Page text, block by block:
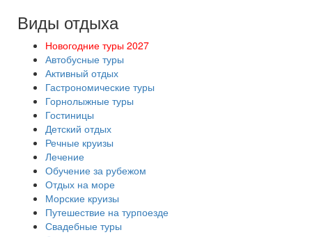
Виды отдыха
Новогодние туры 2027
Автобусные туры
Активный отдых
Гастрономические туры
Горнолыжные туры
Гостиницы
Детский отдых
Речные круизы
Лечение
Обучение за рубежом
Отдых на море
Морские круизы
Путешествие на турпоезде
Свадебные туры